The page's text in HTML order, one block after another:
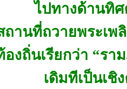
ไปทางด้านทิศ
ถานที่ถวายพระเพ
งถิ่นเรียกว่า “รา
เดิมทีเป็นเ